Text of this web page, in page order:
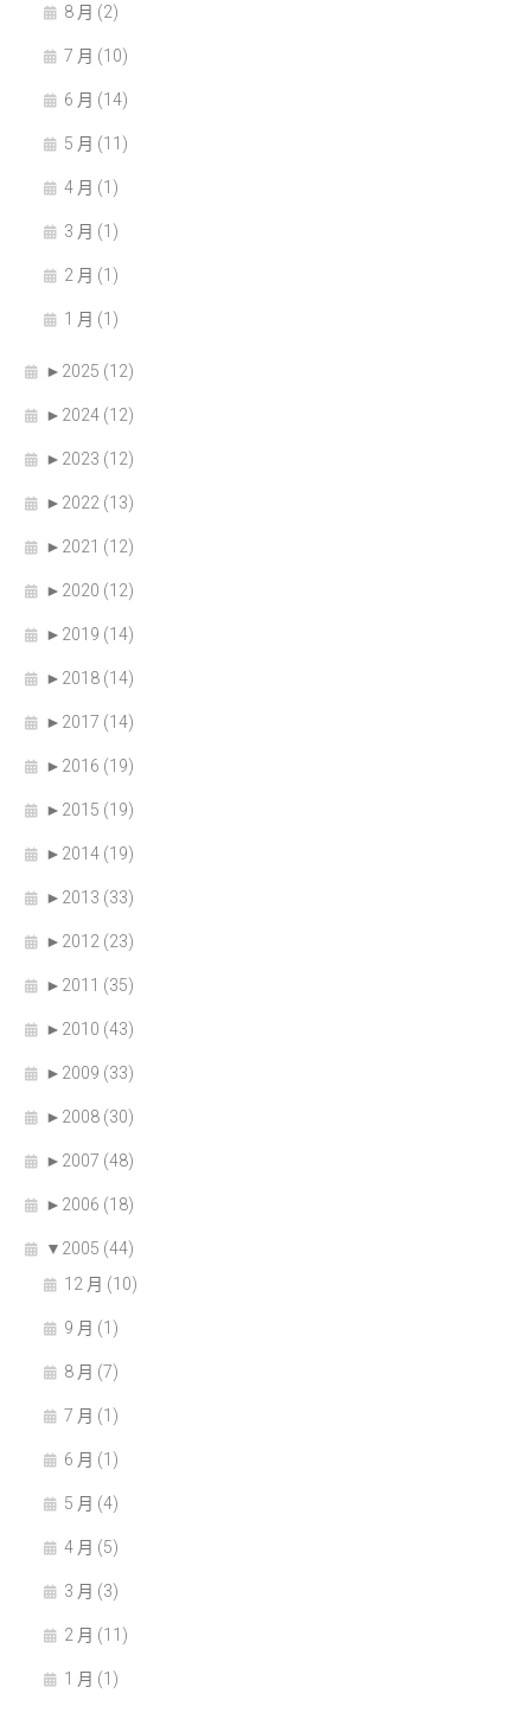
8 月 (2)
7 月 (10)
6 月 (14)
5 月 (11)
4 月 (1)
3 月 (1)
2 月 (1)
1 月 (1)
► 2025 (12)
► 2024 (12)
► 2023 (12)
► 2022 (13)
► 2021 (12)
► 2020 (12)
► 2019 (14)
► 2018 (14)
► 2017 (14)
► 2016 (19)
► 2015 (19)
► 2014 (19)
► 2013 (33)
► 2012 (23)
► 2011 (35)
► 2010 (43)
► 2009 (33)
► 2008 (30)
► 2007 (48)
► 2006 (18)
▼ 2005 (44)
12 月 (10)
9 月 (1)
8 月 (7)
7 月 (1)
6 月 (1)
5 月 (4)
4 月 (5)
3 月 (3)
2 月 (11)
1 月 (1)